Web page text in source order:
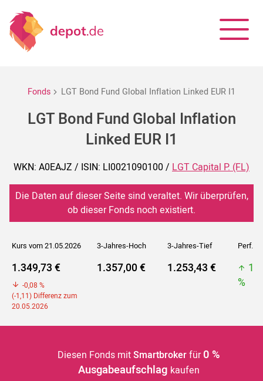
Fonds LGT Bond Fund Global Inflation Linked EUR I1
LGT Bond Fund Global Inflation
Linked EUR I1
WKN: A0EAJZ / ISIN: LI0021090100 / LGT Capital P. (FL)
Die Daten auf dieser Seite sind veraltet. Wir überprüfen,
ob dieser Fonds noch existiert.
Kurs vom 21.05.2026 3-Jahres-Hoch 3-Jahres-Tief Perf. 5J
1.349,73 €
-0,08 %
(-1,11) Differenz zum
20.05.2026
1.357,00 € 1.253,43 €
%
Diesen Fonds mitSmartbrokerfür0 %
Ausgabeaufschlag kaufen